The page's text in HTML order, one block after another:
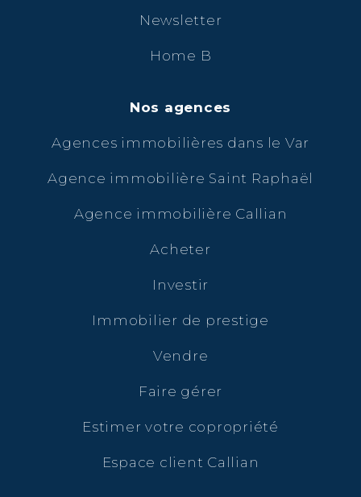
Newsletter
Home B
Nos agences
Agences immobilières dans le Var
Agence immobilière Saint Raphaël
Agence immobilière Callian
Acheter
Investir
Immobilier de prestige
Vendre
Faire gérer
Estimer votre copropriété
Espace client Callian